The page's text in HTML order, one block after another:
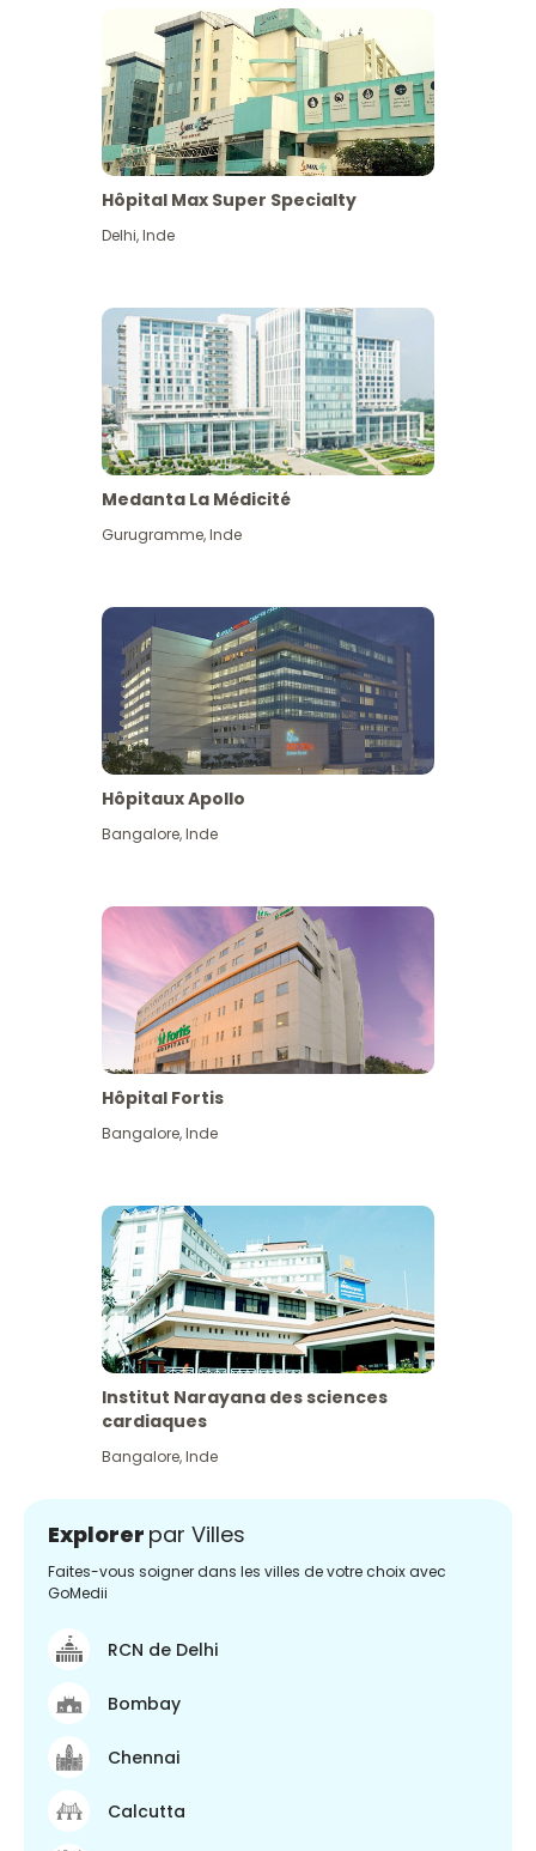
Hôpital Max Super Specialty
Delhi,Inde
Medanta La Médicité
Gurugramme,Inde
Hôpitaux Apollo
Bangalore,Inde
Hôpital Fortis
Bangalore,Inde
Institut Narayana des sciences
cardiaques
Bangalore,Inde
Explorer par Villes
Faites-vous soigner dans les villes de votre choix avec
GoMedii
RCN de Delhi
Bombay
Chennai
Calcutta